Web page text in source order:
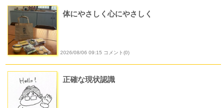
体にやさしく心にやさしく
2026/08/06 09:15 コメント(0)
正確な現状認識